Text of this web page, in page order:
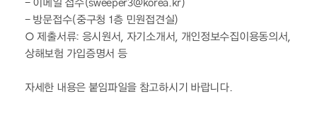
- 이메일 접수(sweeper3@korea.kr)
- 방문접수(중구청 1층 민원접견실)
○ 제출서류: 응시원서, 자기소개서, 개인정보수집이용동의서,
상해보험 가입증명서 등
자세한 내용은 붙임파일을 참고하시기 바랍니다.